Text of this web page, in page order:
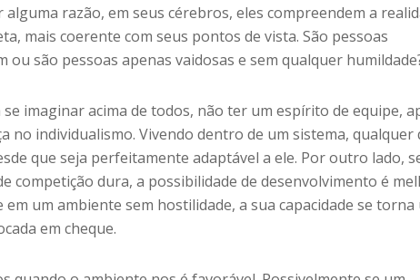
alguma razão, em seus cérebros, eles compreendem a
mais coerente com seus pontos de vista. São pessoas
ou são pessoas apenas vaidosas e sem qualquer
imaginar acima de todos, não ter um espírito de equipe,
no individualismo. Vivendo dentro de um sistema, qualquer
que seja perfeitamente adaptável a ele. Por outro lado,
competição dura, a possibilidade de desenvolvimento é
em um ambiente sem hostilidade, a sua capacidade se torna
em cheque.